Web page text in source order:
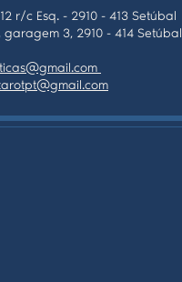
r/c Esq. - 2910 - 413 Setúbal
3, 2910 - 414 Setúbal